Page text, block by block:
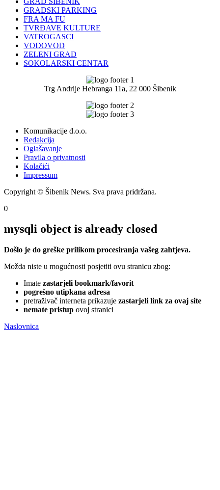
GRADSKI PARKING
FRA MA FU
TVRĐAVE KULTURE
VATROGASCI
VODOVOD
ZELENI GRAD
SOKOLARSKI CENTAR
Trg Andrije Hebranga 11a, 22 000 Šibenik
Komunikacije d.o.o.
Redakcija
Oglašavanje
Pravila o privatnosti
Kolačići
Impressum
Copyright © Šibenik News. Sva prava pridržana.
0
mysqli object is already closed
Došlo je do greške prilikom procesiranja vašeg zahtjeva.
Možda niste u mogućnosti posjetiti ovu stranicu zbog:
Imate zastarjeli bookmark/favorit
pogrešno utipkana adresa
pretraživač interneta prikazuje zastarjeli link za ovaj site
nemate pristup ovoj stranici
Naslovnica